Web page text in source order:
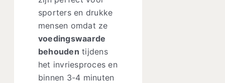
sporters en drukke
mensen omdat ze
voedingswaarde
behouden tijdens
het invriesproces en
binnen 3-4 minuten